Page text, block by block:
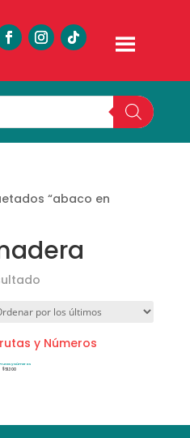
“abaco en
y Números
$51.300